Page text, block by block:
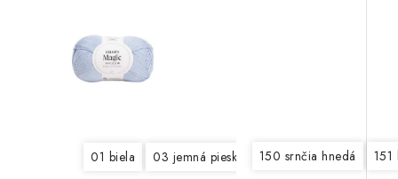
01 biela 03 jemná piesková 04 tmavá šedá 05
150 srnčia hnedá 151